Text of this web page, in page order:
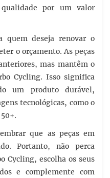
por um valor
quem deseja renovar o
o orçamento. As peças
mas mantêm o
Cycling. Isso significa
um produto durável,
tecnológicas, como o
que as peças em
Portanto, não perca
Cycling, escolha os seus
e complemente com